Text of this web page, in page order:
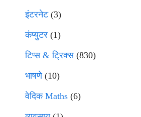
इंटरनेट(3)
कंप्युटर (1)
टिप्स & ट्रिक्स(830)
भाषणे(10)
वेदिक Maths (6)